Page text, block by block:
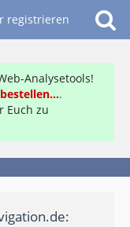
registrieren
Analysetools!
.
Euch zu